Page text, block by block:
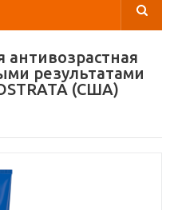
антивозрастная
результатами
(США)